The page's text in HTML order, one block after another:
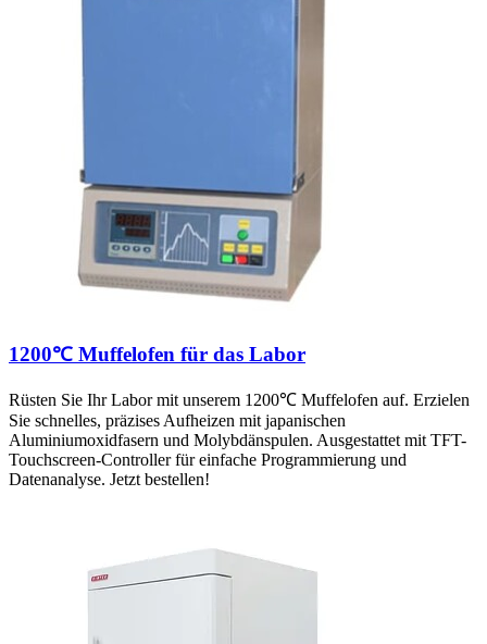
1200℃ Muffelofen für das Labor
Rüsten Sie Ihr Labor mit unserem 1200℃ Muffelofen auf. Erzielen
Sie schnelles, präzises Aufheizen mit japanischen
Aluminiumoxidfasern und Molybdänspulen. Ausgestattet mit TFT-
Touchscreen-Controller für einfache Programmierung und
Datenanalyse. Jetzt bestellen!